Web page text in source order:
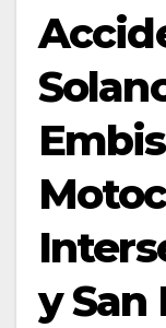
y San